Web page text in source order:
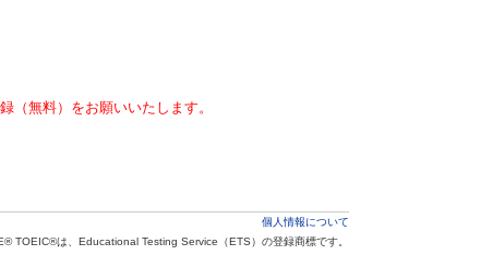
（無料）をお願いいたします。
個人情報について
TOEIC®は、Educational Testing Service（ETS）の登録商標です。